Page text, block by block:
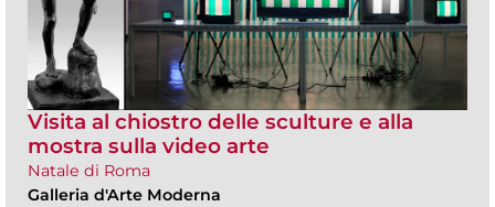
Visita al chiostro delle sculture e alla
mostra sulla video arte
Natale di Roma
Galleria d'Arte Moderna